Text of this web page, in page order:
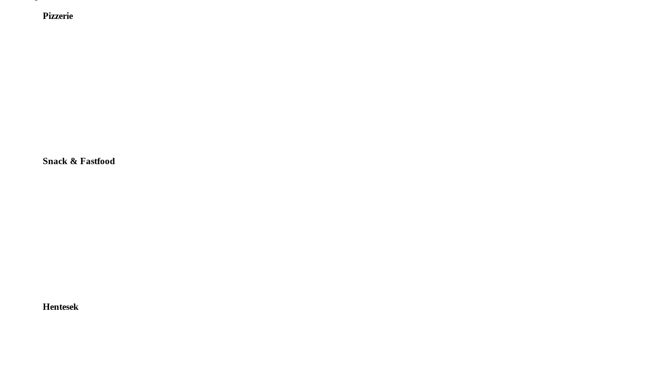
Pizzerie
Snack & Fastfood
Hentesek